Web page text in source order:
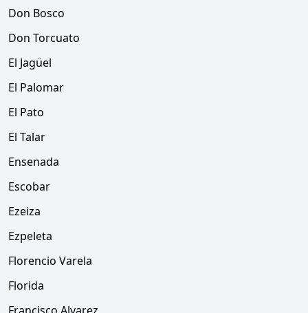
Don Bosco
Don Torcuato
El Jagüel
El Palomar
El Pato
El Talar
Ensenada
Escobar
Ezeiza
Ezpeleta
Florencio Varela
Florida